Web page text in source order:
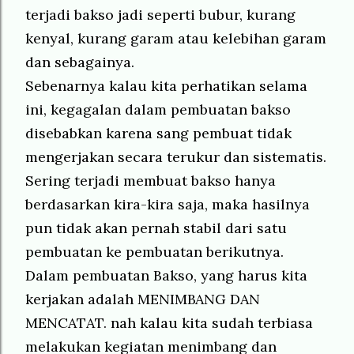
terjadi bakso jadi seperti bubur, kurang
kenyal, kurang garam atau kelebihan garam
dan sebagainya.
Sebenarnya kalau kita perhatikan selama
ini, kegagalan dalam pembuatan bakso
disebabkan karena sang pembuat tidak
mengerjakan secara terukur dan sistematis.
Sering terjadi membuat bakso hanya
berdasarkan kira-kira saja, maka hasilnya
pun tidak akan pernah stabil dari satu
pembuatan ke pembuatan berikutnya.
Dalam pembuatan Bakso, yang harus kita
kerjakan adalah MENIMBANG DAN
MENCATAT. nah kalau kita sudah terbiasa
melakukan kegiatan menimbang dan